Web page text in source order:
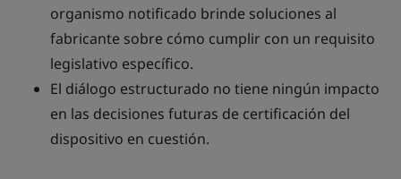
organismo notificado brinde soluciones al
fabricante sobre cómo cumplir con un requisito
legislativo específico.
El diálogo estructurado no tiene ningún impacto
en las decisiones futuras de certificación del
dispositivo en cuestión.